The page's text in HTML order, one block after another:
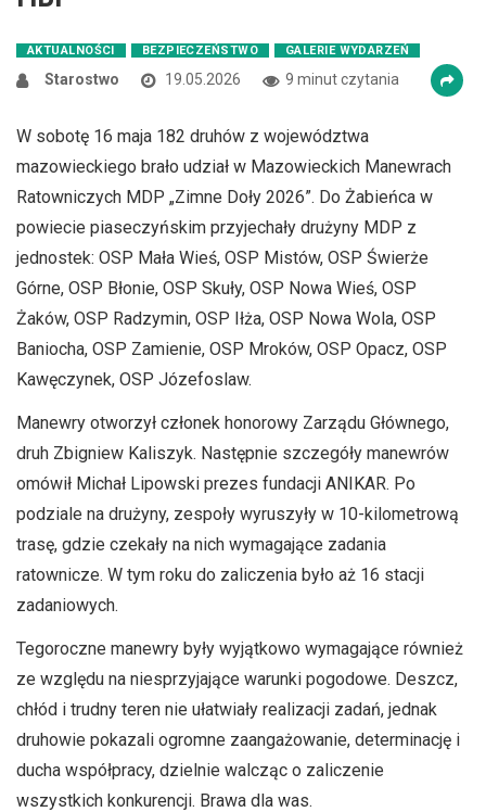
AKTUALNOŚCI BEZPIECZEŃSTWO GALERIE WYDARZEŃ
Starostwo 19.05.2026 9 minut czytania
W sobotę 16 maja 182 druhów z województwa
mazowieckiego brało udział w Mazowieckich Manewrach
Ratowniczych MDP „Zimne Doły 2026”. Do Żabieńca w
powiecie piaseczyńskim przyjechały drużyny MDP z
jednostek: OSP Mała Wieś, OSP Mistów, OSP Świerże
Górne, OSP Błonie, OSP Skuły, OSP Nowa Wieś, OSP
Żaków, OSP Radzymin, OSP Iłża, OSP Nowa Wola, OSP
Baniocha, OSP Zamienie, OSP Mroków, OSP Opacz, OSP
Kawęczynek, OSP Józefoslaw.
Manewry otworzył członek honorowy Zarządu Głównego,
druh Zbigniew Kaliszyk. Następnie szczegóły manewrów
omówił Michał Lipowski prezes fundacji ANIKAR. Po
podziale na drużyny, zespoły wyruszyły w 10-kilometrową
trasę, gdzie czekały na nich wymagające zadania
ratownicze. W tym roku do zaliczenia było aż 16 stacji
zadaniowych.
Tegoroczne manewry były wyjątkowo wymagające również
ze względu na niesprzyjające warunki pogodowe. Deszcz,
chłód i trudny teren nie ułatwiały realizacji zadań, jednak
druhowie pokazali ogromne zaangażowanie, determinację i
ducha współpracy, dzielnie walcząc o zaliczenie
wszystkich konkurencji. Brawa dla was.